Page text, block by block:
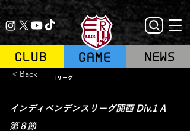
GAME
CLUB NEWS
< Back Iリーグ
インディペンデンスリーグ関西 Div.1 A
第８節